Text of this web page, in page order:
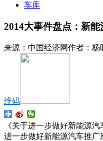
车库
2014大事件盘点：新
来源： 中国经济网作者： 杨
维码
《关于进一步做好新能源
进一步做好新能源汽车推